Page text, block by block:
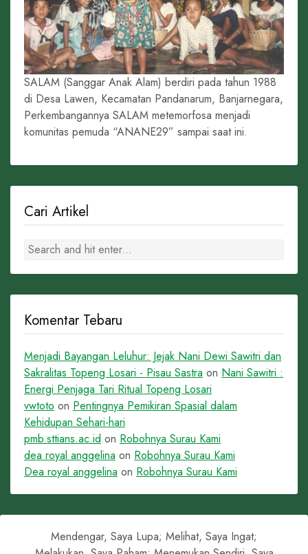
SALAM (Sanggar Anak Alam) berdiri pada tahun 1988
di Desa Lawen, Kecamatan Pandanarum, Banjarnegara,
Perkembangannya SALAM metemorfosa menjadi
komunitas pemuda “ANANE29” sampai saat ini.
Cari Artikel
Komentar Tebaru
Menjadi Bayangan Leluhur: Jejak Nani Dewi Sawitri dan
Sakralitas Topeng Losari - Pisau Sastra on Nani Sawitri :
Energi Penjaga Tari Ritual Topeng Losari
vwtoto on Pentingnya Pemikiran Spasial dalam
Kehidupan Sehari-hari
pmb.sttians.ac.id on Robohnya Surau Kami
dea royal anggelina on Robohnya Surau Kami
Dea royal anggelina on Robohnya Surau Kami
Mendengar, Saya Lupa; Melihat, Saya Ingat;